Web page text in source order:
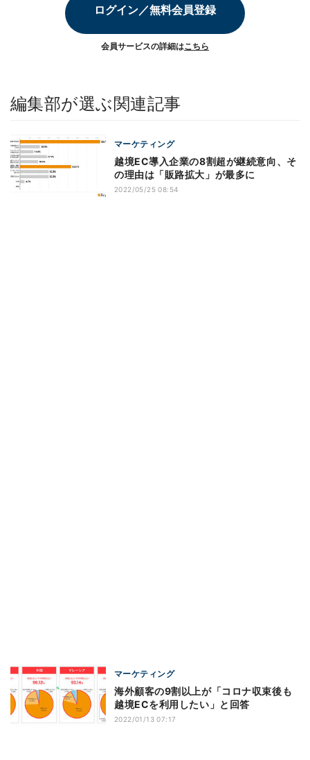
ログイン／無料会員登録
会員サービスの詳細はこちら
編集部が選ぶ関連記事
マーケティング
越境EC導入企業の8割超が継続意向、そ
の理由は「販路拡大」が最多に
2022/05/25 08:54
マーケティング
海外顧客の9割以上が「コロナ収束後も
越境ECを利用したい」と回答
2022/01/13 07:17